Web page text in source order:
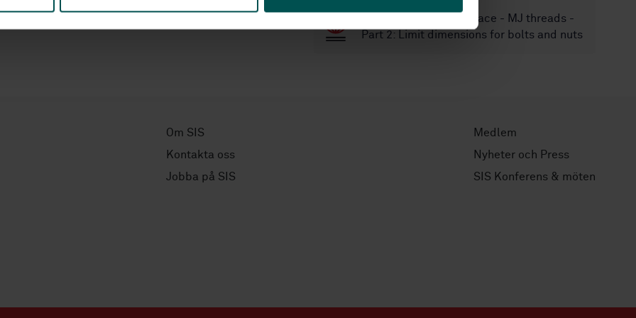
Aerospace - MJ threads -
Part 2: Limit dimensions for bolts and nuts
Om SIS
Kontakta oss
Jobba på SIS
Medlem
Nyheter och Press
SIS Konferens & möten